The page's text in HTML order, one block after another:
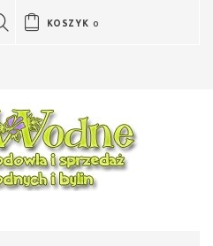
KOSZYK 0